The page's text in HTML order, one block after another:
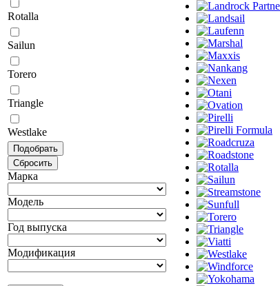
Rotalla
Sailun
Torero
Triangle
Westlake
Марка
Модель
Год выпуска
Модификация